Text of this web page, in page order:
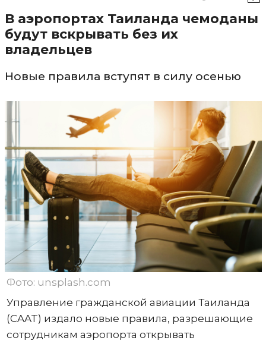
В аэропортах Таиланда чемоданы
будут вскрывать без их
владельцев
Новые правила вступят в силу осенью
Фото: unsplash.com
Управление гражданской авиации Таиланда
(CAAT) издало новые правила, разрешающие
сотрудникам аэропорта открывать